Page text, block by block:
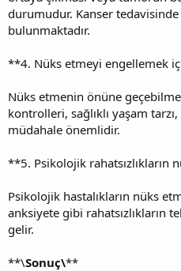
durumudur. Kanser
bulunmaktadır.
**4. Nüks etmeyi engellemek
Nüks etmenin önüne
kontrolleri, sağlıklı yaşam
müdahale önemlidir.
**5. Psikolojik rahatsızlıkların
Psikolojik hastalıkların nüks
anksiyete gibi rahatsızlıkların
gelir.
**\Sonuç\**